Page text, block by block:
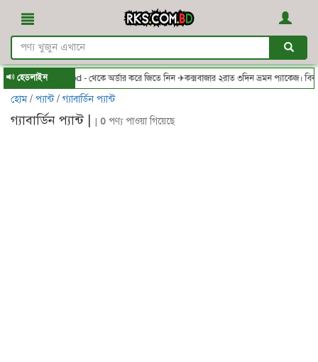
হেডলাইন
RKS.com.bd - থেকে অর্ডার করে জিতে নিন ✈কক্সবাজার ২রাত ৩দিন ভ্রমন প্যাকেজ।
হোম/ প্যান্ট/ গ্যাবার্ডিন প্যান্ট
গ্যাবার্ডিন প্যান্ট | | 0 পণ্য পাওয়া গিয়েছে